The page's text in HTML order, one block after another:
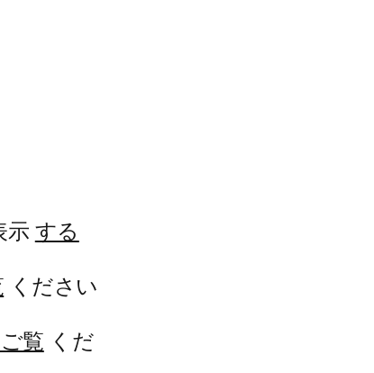
示 する
ください
覧 くだ